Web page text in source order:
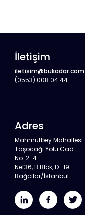
İletişim
iletisim@bukadar.com
(0553) 008 04 44
Adres
Mahmutbey Mahallesi
Taşocağı Yolu Cad.
No: 2-4
Nef36, B Blok, D : 19
Bağcılar/İstanbul